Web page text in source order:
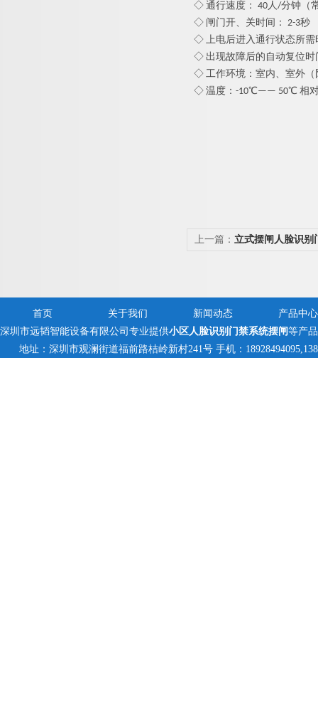
◇ 通行速度： 40人/分钟（
◇ 闸门开、关时间： 2-3秒
◇ 上电后进入通行状态所需
◇ 出现故障后的自动复位时
◇ 工作环境：室内、室外（
◇ 温度：-10℃—— 50℃ 相对
上一篇： 立式摆闸人脸识别
首页 关于我们 新闻动态
产品中心
深圳市远韬智能设备有限公司专业提供小区人脸识别门禁系统摆闸等产
地址：深圳市观澜街道福前路桔岭新村241号 手机：